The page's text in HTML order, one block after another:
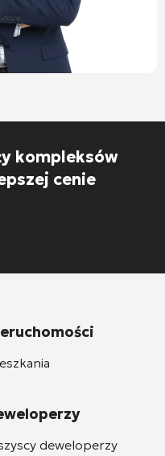
kompleksów
cenie
deweloperzy